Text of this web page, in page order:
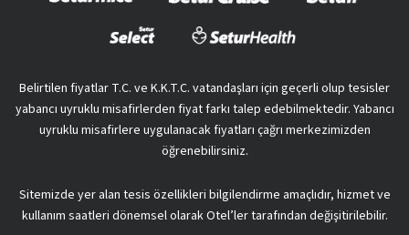
Belirtilen fiyatlar T.C. ve K.K.T.C. vatandaşları için geçerli olup tesisler
yabancı uyruklu misafirlerden fiyat farkı talep edebilmektedir. Yabancı
uyruklu misafirlere uygulanacak fiyatları çağrı merkezimizden
öğrenebilirsiniz.
Sitemizde yer alan tesis özellikleri bilgilendirme amaçlıdır, hizmet ve
kullanım saatleri dönemsel olarak Otel’ler tarafından değişitirilebilir.